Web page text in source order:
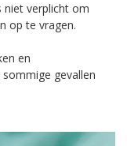
niet verplicht om
op te vragen.
en
gevallen